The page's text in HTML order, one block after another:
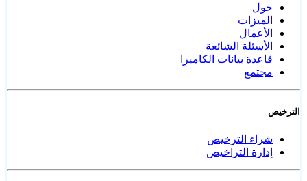
حول
الميزات
الأعمال
الأسئلة الشائعة
قاعدة بيانات الكاميرا
مجتمع
الترخيص
شراء الترخيص
إدارة التراخيص